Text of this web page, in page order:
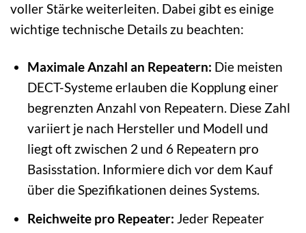
voller Stärke weiterleiten. Dabei gibt es einige
wichtige technische Details zu beachten:
Maximale Anzahl an Repeatern: Die meisten
DECT-Systeme erlauben die Kopplung einer
begrenzten Anzahl von Repeatern. Diese Zahl
variiert je nach Hersteller und Modell und
liegt oft zwischen 2 und 6 Repeatern pro
Basisstation. Informiere dich vor dem Kauf
über die Spezifikationen deines Systems.
Reichweite pro Repeater: Jeder Repeater